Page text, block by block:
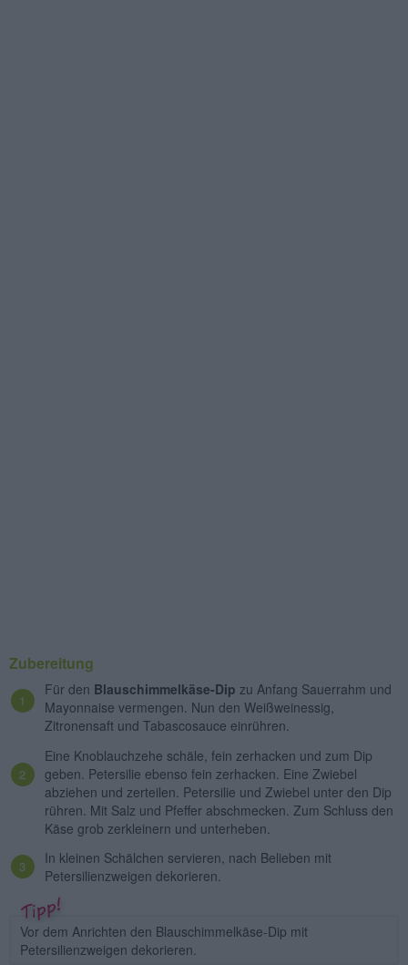
Zubereitung
Für den Blauschimmelkäse-Dip zu Anfang Sauerrahm und
Mayonnaise vermengen. Nun den Weißweinessig,
Zitronensaft und Tabascosauce einrühren.
Eine Knoblauchzehe schäle, fein zerhacken und zum Dip
geben. Petersilie ebenso fein zerhacken. Eine Zwiebel
abziehen und zerteilen. Petersilie und Zwiebel unter den Dip
rühren. Mit Salz und Pfeffer abschmecken. Zum Schluss den
Käse grob zerkleinern und unterheben.
In kleinen Schälchen servieren, nach Belieben mit
Petersilienzweigen dekorieren.
Vor dem Anrichten den Blauschimmelkäse-Dip mit
Petersilienzweigen dekorieren.